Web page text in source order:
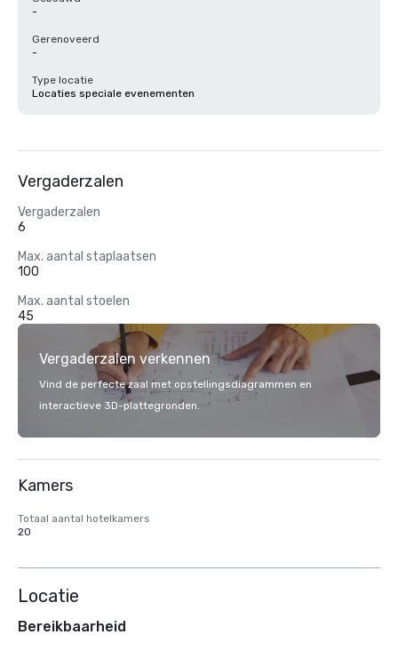
-
Gerenoveerd
-
Type locatie
Locaties speciale evenementen
Vergaderzalen
Vergaderzalen
6
Max. aantal staplaatsen
100
Max. aantal stoelen
45
Vergaderzalen verkennen
Vind de perfecte zaal met opstellingsdiagrammen en
interactieve 3D-plattegronden.
Kamers
Totaal aantal hotelkamers
20
Locatie
Bereikbaarheid